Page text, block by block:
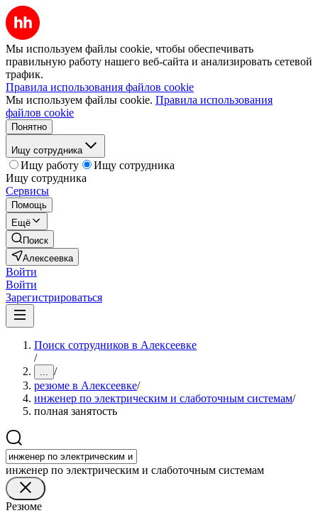
Мы используем файлы cookie, чтобы обеспечивать
правильную работу нашего веб-сайта и анализировать сетевой
трафик.
Правила использования файлов cookie
Мы используем файлы cookie. Правила использования
файлов cookie
Понятно
Ищу сотрудника
Ищу работу
Ищу сотрудника
Ищу сотрудника
Сервисы
Помощь
Ещё
Поиск
Алексеевка
Войти
Войти
Зарегистрироваться
Поиск сотрудников в Алексеевке
/
... /
резюме в Алексеевке/
инженер по электрическим и слаботочным системам/
полная занятость
инженер по электрическим и слаботочным системам
Резюме